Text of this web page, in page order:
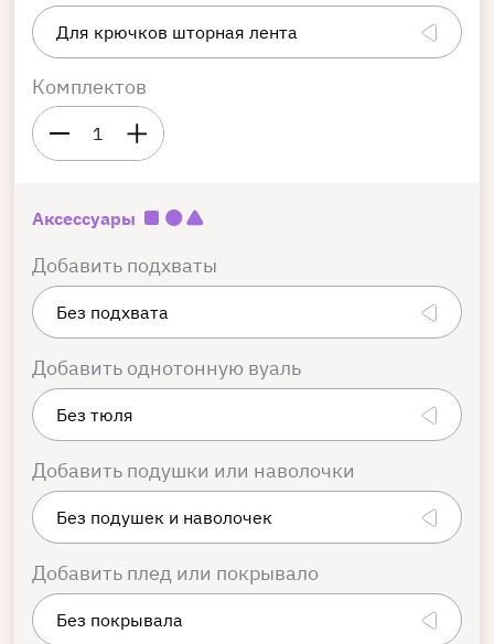
Комплектов
1
Аксессуары
Добавить подхваты
Добавить однотонную вуаль
Добавить подушки или наволочки
Добавить плед или покрывало